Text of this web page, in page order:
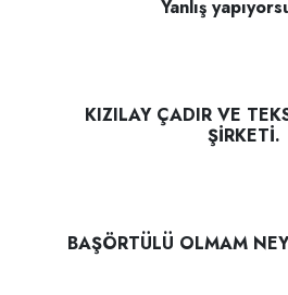
Yanlış
KIZILAY ÇADIR VE
ŞİRKETİ.
BAŞÖRTÜLÜ OLMAM